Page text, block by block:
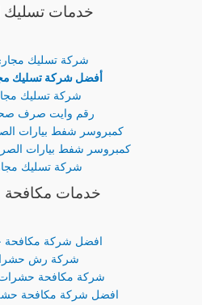
خدمات تسليك
شركة تسليك
أفضل شركة تسليك
شركة تسليك
رقم وايت صرف
كمبروسر شفط بيارات
كمبروسر شفط بيارات
شركة تسليك
خدمات مكافحة
افضل شركة مكافحة
شركة رش
شركة مكافحة
افضل شركة مكافحة